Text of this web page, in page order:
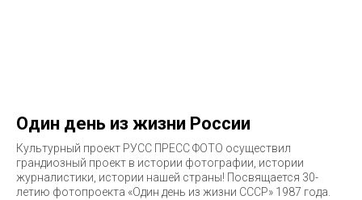
Один день из жизни России
Культурный проект РУСС ПРЕСС ФОТО осуществил
грандиозный проект в истории фотографии, истории
журналистики, истории нашей страны! Посвящается 30-
летию фотопроекта «Один день из жизни СССР» 1987 года.